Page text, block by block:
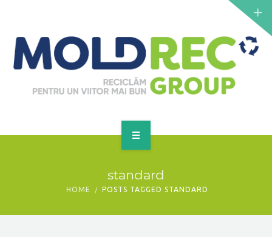
SERVICII
PUNCTE DE COLECTARE
standard
HOME POSTS TAGGED STANDARD